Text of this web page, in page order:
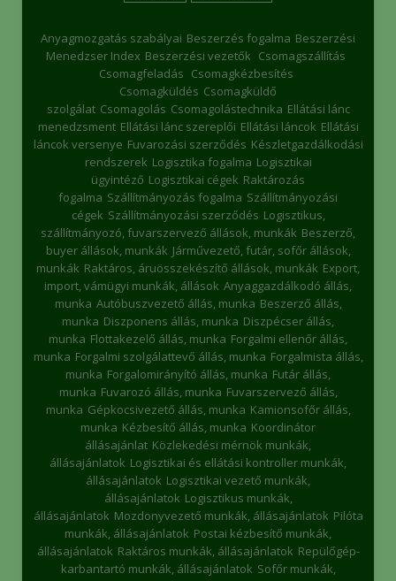
Anyagmozgatás szabályai Beszerzés fogalma Beszerzési
Menedzser Index Beszerzési vezetők Csomagszállítás
Csomagfeladás Csomagkézbesítés
Csomagküldés Csomagküldő
szolgálat Csomagolás Csomagolástechnika Ellátási lánc
menedzsment Ellátási lánc szereplői Ellátási láncok Ellátási
láncok versenye Fuvarozási szerződés Készletgazdálkodási
rendszerek Logisztika fogalma Logisztikai
ügyintéző Logisztikai cégek Raktározás
fogalma Szállítmányozás fogalma Szállítmányozási
cégek Szállítmányozási szerződés Logisztikus,
szállítmányozó, fuvarszervező állások, munkák Beszerző,
buyer állások, munkák Járművezető, futár, sofőr állások,
munkák Raktáros, áruösszekészítő állások, munkák Export,
import, vámügyi munkák, állások Anyaggazdálkodó állás,
munka Autóbuszvezető állás, munka Beszerző állás,
munka Diszponens állás, munka Diszpécser állás,
munka Flottakezelő állás, munka Forgalmi ellenőr állás,
munka Forgalmi szolgálattevő állás, munka Forgalmista állás,
munka Forgalomirányító állás, munka Futár állás,
munka Fuvarozó állás, munka Fuvarszervező állás,
munka Gépkocsivezető állás, munka Kamionsofőr állás,
munka Kézbesítő állás, munka Koordinátor
állásajánlat Közlekedési mérnök munkák,
állásajánlatok Logisztikai és ellátási kontroller munkák,
állásajánlatok Logisztikai vezető munkák,
állásajánlatok Logisztikus munkák,
állásajánlatok Mozdonyvezető munkák, állásajánlatok Pilóta
munkák, állásajánlatok Postai kézbesítő munkák,
állásajánlatok Raktáros munkák, állásajánlatok Repülőgép-
karbantartó munkák, állásajánlatok Sofőr munkák,